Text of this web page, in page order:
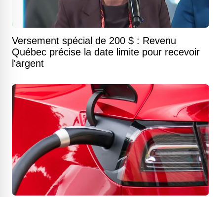
Versement spécial de 200 $ : Revenu
Québec précise la date limite pour recevoir
l'argent